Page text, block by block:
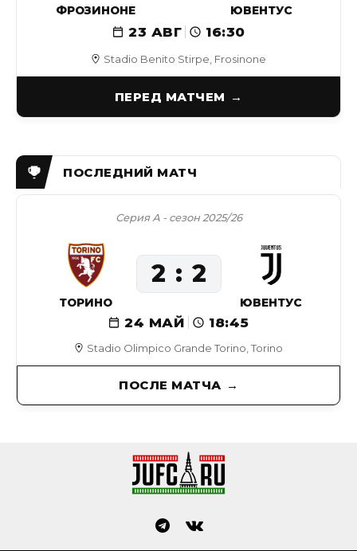
Stadio Benito Stirpe, Frosinone
ФРОЗИНОНЕ ЮВЕНТУС
23 АВГ 16:30
ПЕРЕД МАТЧЕМ
Stadio Olimpico Grande Torino, Torino
Серия А - сезон 2025/26
24 МАЙ 18:45
ТОРИНО
2 2
ЮВЕНТУС
ПОСЛЕ МАТЧА